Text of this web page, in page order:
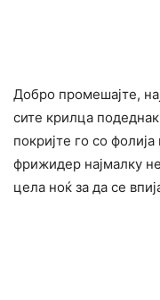
Добро промешајте,
сите крилца
покријте го со
фрижидер најмалку
цела ноќ за да се